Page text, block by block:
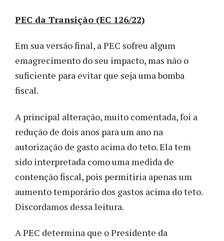
PEC da Transição (EC 126/22)
Em sua versão final, a PEC sofreu algum
emagrecimento do seu impacto, mas não o
suficiente para evitar que seja uma bomba
fiscal.
A principal alteração, muito comentada, foi a
redução de dois anos para um ano na
autorização de gasto acima do teto. Ela tem
sido interpretada como uma medida de
contenção fiscal, pois permitiria apenas um
aumento temporário dos gastos acima do teto.
Discordamos dessa leitura.
A PEC determina que o Presidente da